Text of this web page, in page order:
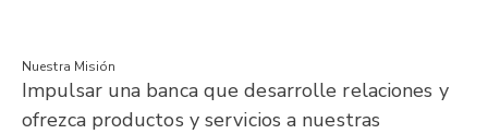
Nuestra Misión
Impulsar una banca que desarrolle relaciones y
ofrezca productos y servicios a nuestras